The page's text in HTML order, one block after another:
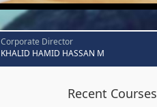
Corporate Director
KHALID HAMID HASSAN M
Recent Courses